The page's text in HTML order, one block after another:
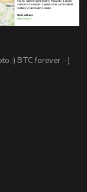
:) BTC forever :-)